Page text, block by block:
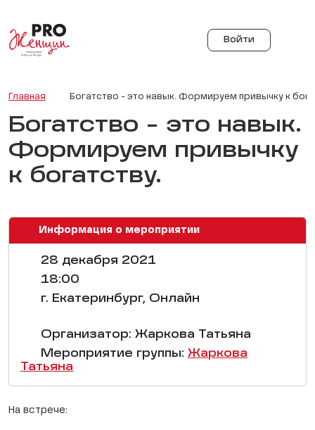
Войти
Главная Богатство - это навык. Формируем привычку к
Богатство - это навык.
Формируем привычку
к богатству.
Информация о мероприятии
28 декабря 2021
18:00
г. Екатеринбург, Онлайн
Организатор: Жаркова Татьяна
Мероприятие группы: Жаркова
Татьяна
На встрече: